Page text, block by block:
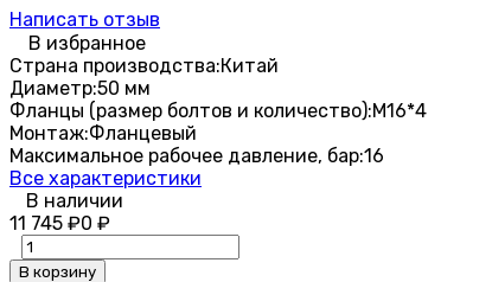
Написать отзыв
В избранное
Страна производства:Китай
Диаметр:50 мм
Фланцы (размер болтов и количество):М16*4
Монтаж:Фланцевый
Максимальное рабочее давление, бар:16
Все характеристики
В наличии
11 745 ₽0 ₽
В корзину